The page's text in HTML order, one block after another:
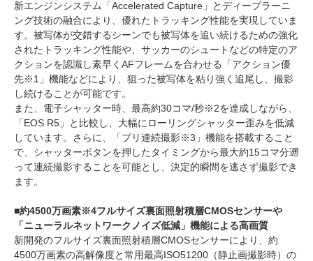
新エンジンシステム「Accelerated Capture」とディープラーニ
ング技術の融合により、優れたトラッキング性能を実現していま
す。被写体が交錯するシーンでも被写体を追い続けるための強化
されたトラッキング性能や、サッカーのシュートなどの特定のア
クションを認識し素早くAFフレームを合わせる「アクション優
先※1」機能などにより、狙った被写体を粘り強く追尾し、撮影
し続けることが可能です。
また、電子シャッター時、最高約30コマ/秒※2を達成しながら、
「EOS R5」と比較し、大幅にローリングシャッター歪みを低減
しています。さらに、「プリ連続撮影※3」機能を搭載すること
で、シャッターボタンを押したタイミングから最大約15コマ分遡
って連続撮影することを可能とし、決定的瞬間を逃さず撮影でき
ます。
■約4500万画素※4フルサイズ裏面照射積層CMOSセンサーや
「ニューラルネットワークノイズ低減」機能による高画質
新開発のフルサイズ裏面照射積層CMOSセンサーにより、約
4500万画素の高解像度と常用最高ISO51200（静止画撮影時）の